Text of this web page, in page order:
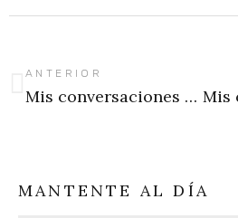
Ant
ANTERIOR
Mis conversaciones contigo. Rumiación
MANTENTE AL DÍA